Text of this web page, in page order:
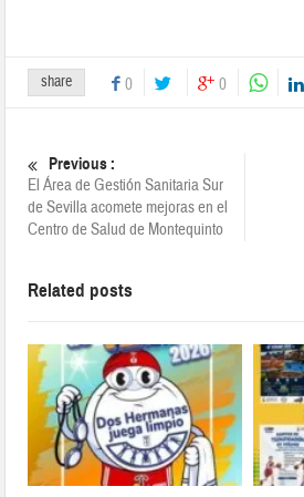
share 0 0
Previous :
El Área de Gestión Sanitaria Sur
de Sevilla acomete mejoras en el
Centro de Salud de Montequinto
Related posts